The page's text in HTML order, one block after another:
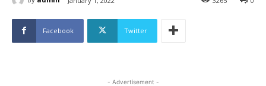
Facebook Twitter
- Advertisement -